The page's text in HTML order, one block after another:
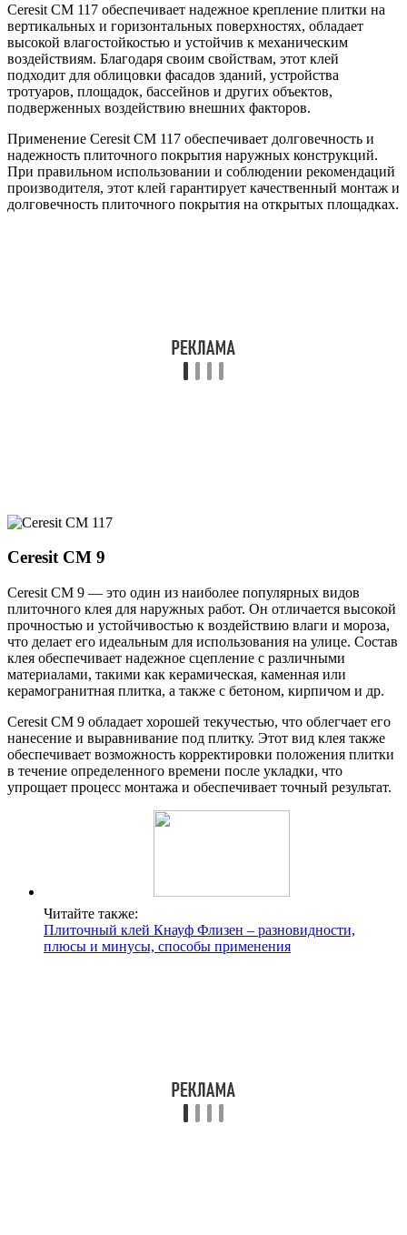
Ceresit CM 117 обеспечивает надежное крепление плитки на
вертикальных и горизонтальных поверхностях, обладает
высокой влагостойкостью и устойчив к механическим
воздействиям. Благодаря своим свойствам, этот клей
подходит для облицовки фасадов зданий, устройства
тротуаров, площадок, бассейнов и других объектов,
подверженных воздействию внешних факторов.
Применение Ceresit CM 117 обеспечивает долговечность и
надежность плиточного покрытия наружных конструкций.
При правильном использовании и соблюдении рекомендаций
производителя, этот клей гарантирует качественный монтаж и
долговечность плиточного покрытия на открытых площадках.
Ceresit CM 9
Ceresit CM 9 — это один из наиболее популярных видов
плиточного клея для наружных работ. Он отличается высокой
прочностью и устойчивостью к воздействию влаги и мороза,
что делает его идеальным для использования на улице. Состав
клея обеспечивает надежное сцепление с различными
материалами, такими как керамическая, каменная или
керамогранитная плитка, а также с бетоном, кирпичом и др.
Ceresit CM 9 обладает хорошей текучестью, что облегчает его
нанесение и выравнивание под плитку. Этот вид клея также
обеспечивает возможность корректировки положения плитки
в течение определенного времени после укладки, что
упрощает процесс монтажа и обеспечивает точный результат.
Читайте также:
Плиточный клей Кнауф Флизен – разновидности,
плюсы и минусы, способы применения